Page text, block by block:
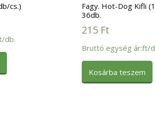
cs.)
db.
Fagy. Hot-Dog Kifli
36db.
215 Ft
Bruttó egység ár:ft/
Kosárba teszem